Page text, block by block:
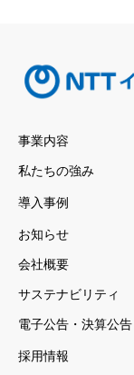
事業内容
私たちの強み
導入事例
お知らせ
会社概要
サステナビリティ
電子公告・決算公告
採用情報